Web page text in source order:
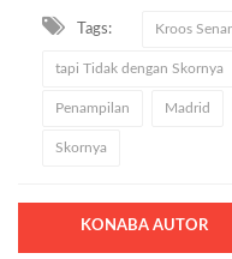
Tags: Kroos
tapi Tidak dengan Skornya
Penampilan Madrid
Skornya
KONABA AUTOR